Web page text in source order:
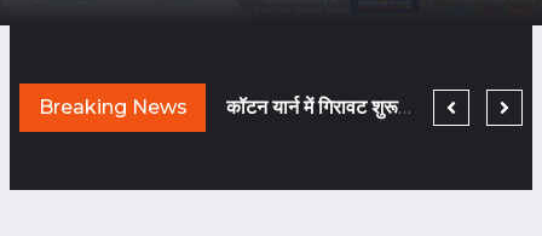
Breaking News कॉटन यार्न में गिरावट शुरू हुई तो फि लामेंट यार्न हो गया टाइट